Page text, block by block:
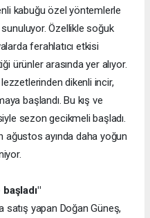
kabuğu özel yöntemlerle
Özellikle soğuk
ferahlatıcı etkisi
ürünler arasında yer alıyor.
dikenli incir,
başlandı. Bu kış ve
sezon gecikmeli başladı.
ağustos ayında daha yoğun
yapan Doğan Güneş,